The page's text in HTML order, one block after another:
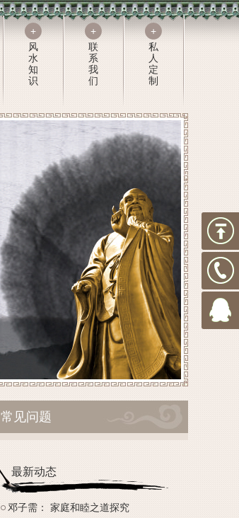
+
风
水
知
识
+
联
系
我
们
+
私
人
定
制
常见问题
最新动态
邓子需： 家庭和睦之道探究